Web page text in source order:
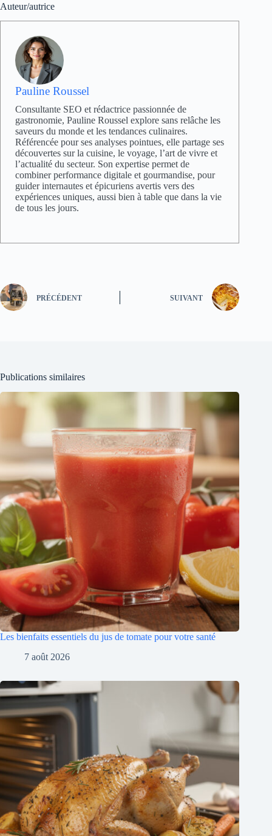
Auteur/autrice
Pauline Roussel
Consultante SEO et rédactrice passionnée de
gastronomie, Pauline Roussel explore sans relâche les
saveurs du monde et les tendances culinaires.
Référencée pour ses analyses pointues, elle partage ses
découvertes sur la cuisine, le voyage, l’art de vivre et
l’actualité du secteur. Son expertise permet de
combiner performance digitale et gourmandise, pour
guider internautes et épicuriens avertis vers des
expériences uniques, aussi bien à table que dans la vie
de tous les jours.
PRÉCÉDENT SUIVANT
Publications similaires
Les bienfaits essentiels du jus de tomate pour votre santé
7 août 2026